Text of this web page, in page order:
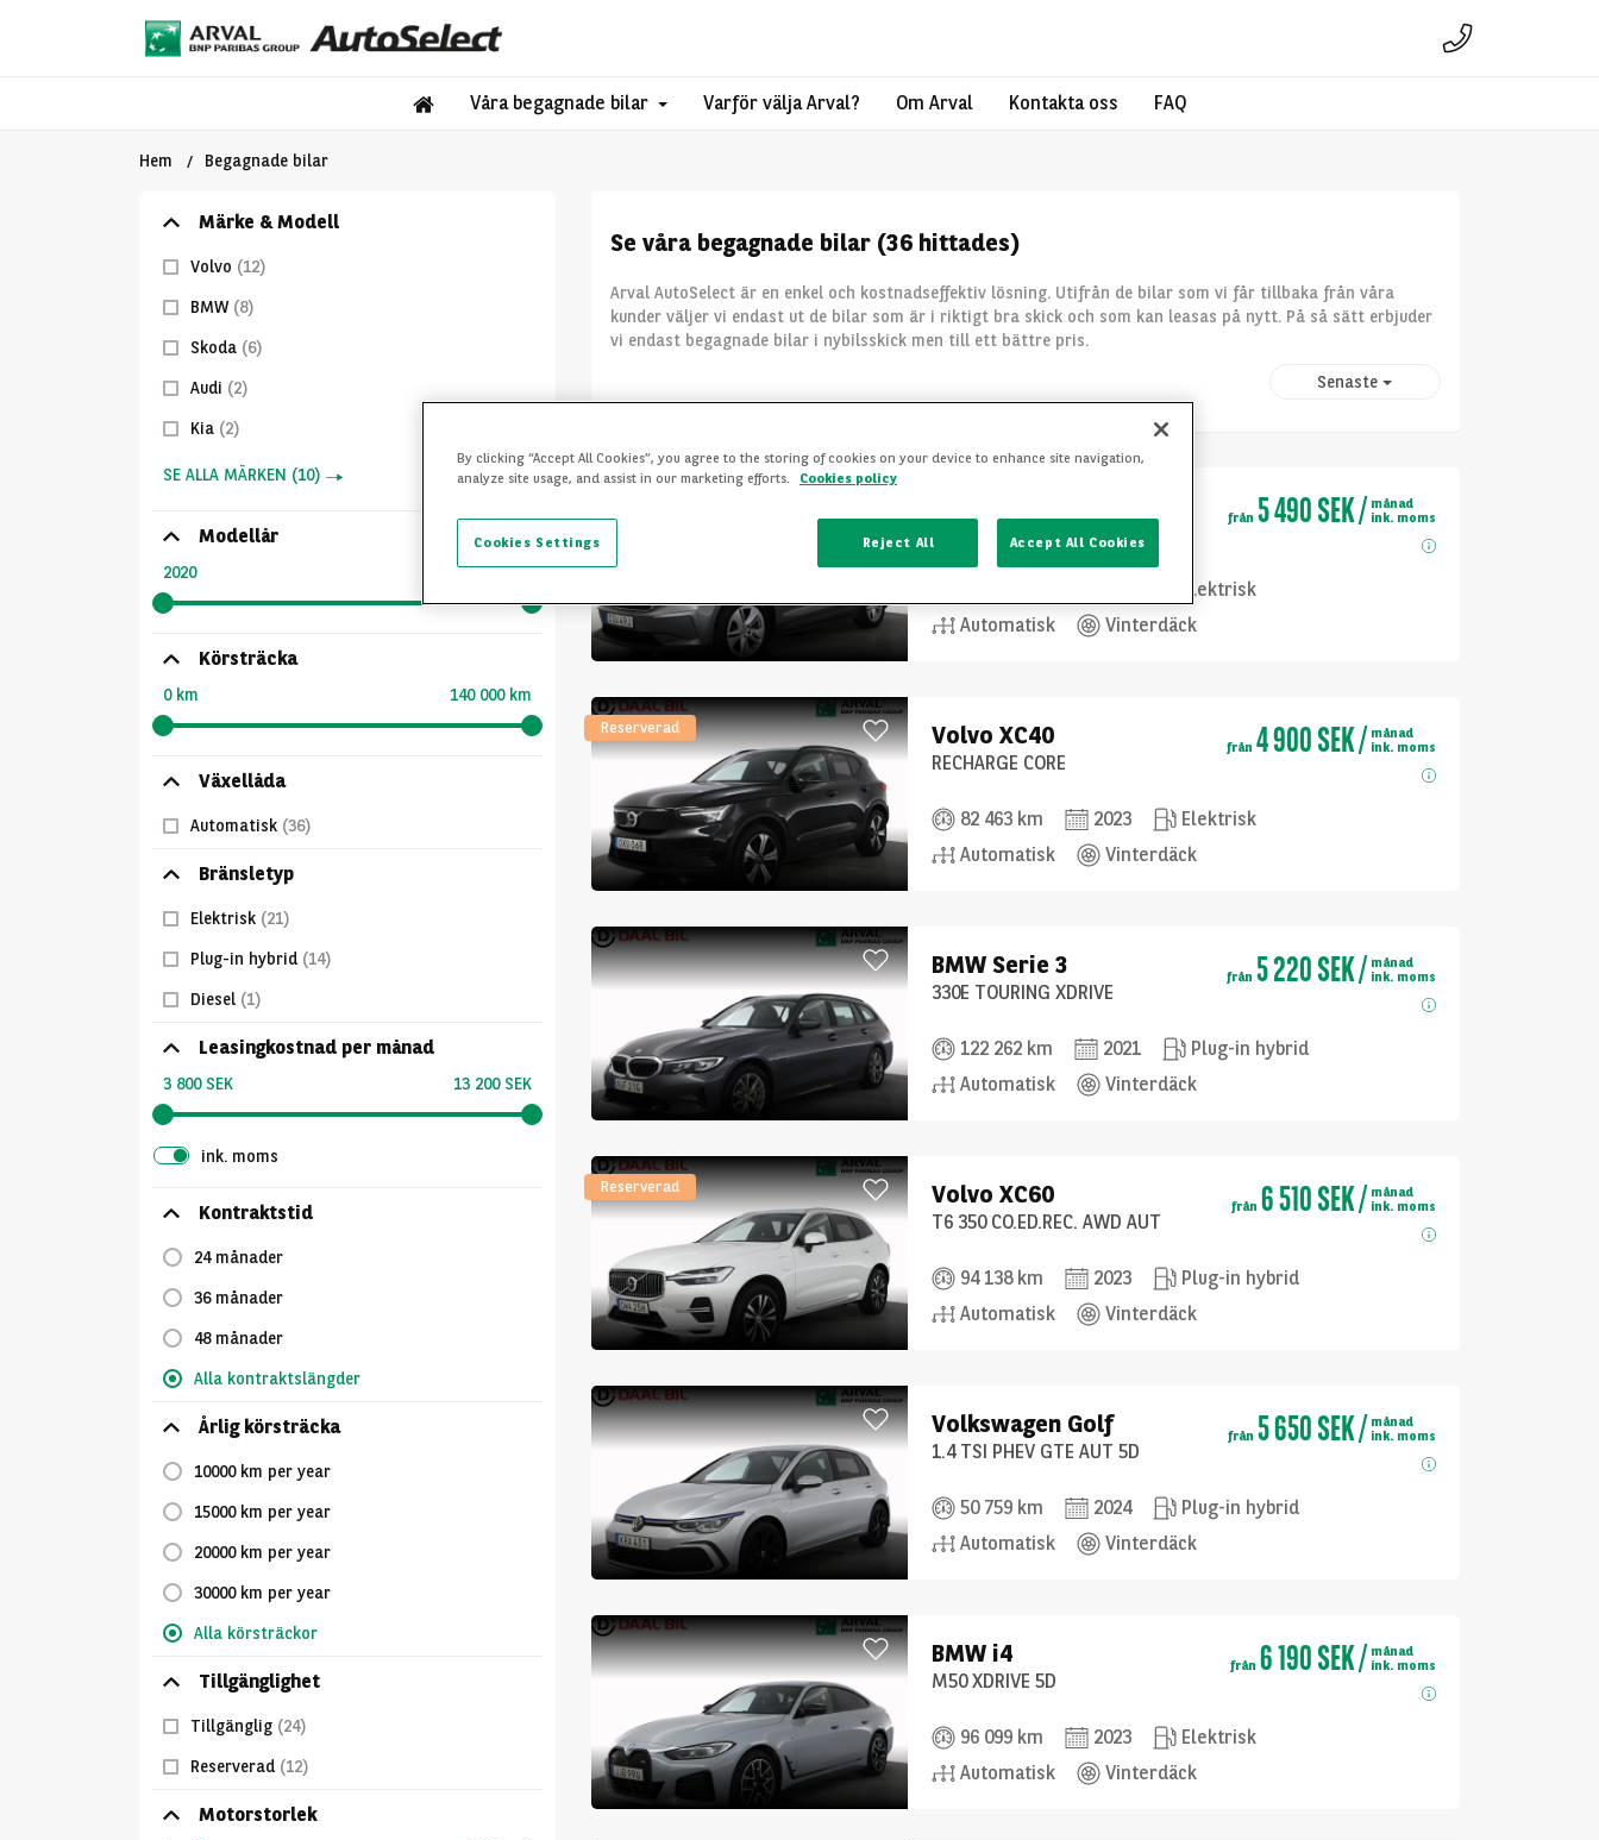
Våra begagnade bilar Varför välja Arval? Om Arval Kontakta oss FAQ
Hem Begagnade bilar
Märke & Modell
Volvo (12)
BMW (8)
Skoda (6)
Audi (2)
Kia (2)
SE ALLA MÄRKEN (10)
Modellår
2020 2025
Körsträcka
0 km 140 000 km
Växellåda
Automatisk (36)
Bränsletyp
Elektrisk (21)
Plug-in hybrid (14)
Diesel (1)
Leasingkostnad per månad
3 800 SEK 13 200 SEK
ink. moms
Kontraktstid
24 månader
36 månader
48 månader
Alla kontraktslängder
Årlig körsträcka
10000 km per year
15000 km per year
20000 km per year
30000 km per year
Alla körsträckor
Tillgänglighet
Tillgänglig (24)
Reserverad (12)
Motorstorlek
Se våra begagnade bilar (36 hittades)
Arval AutoSelect är en enkel och kostnadseffektiv lösning. Utifrån de bilar som vi får tillbaka från våra
kunder väljer vi endast ut de bilar som är i riktigt bra skick och som kan leasas på nytt. På så sätt erbjuder
vi endast begagnade bilar i nybilsskick men till ett bättre pris.
Senaste
IV80 5D
Elektrisk
Automatisk
Vinterdäck
från 5 490 SEK/ månad
ink. moms
Reserverad Volvo XC40
RECHARGE CORE
82 463 km 2023
Elektrisk
Automatisk
Vinterdäck
från 4 900 SEK/ månad
ink. moms
BMW Serie 3
330E TOURING XDRIVE
122 262 km 2021
Plug-in hybrid
Automatisk
Vinterdäck
från 5 220 SEK/ månad
ink. moms
Reserverad Volvo XC60
T6 350 CO.ED.REC. AWD AUT
94 138 km 2023
Plug-in hybrid
Automatisk
Vinterdäck
från 6 510 SEK/ månad
ink. moms
Volkswagen Golf
1.4 TSI PHEV GTE AUT 5D
50 759 km 2024
Plug-in hybrid
Automatisk
Vinterdäck
från 5 650 SEK/ månad
ink. moms
BMW i4
M50 XDRIVE 5D
96 099 km 2023
Elektrisk
Automatisk
Vinterdäck
från 6 190 SEK/ månad
ink. moms
By clicking “Accept All Cookies”, you agree to the storing of cookies on your device to enhance site navigation,
analyze site usage, and assist in our marketing efforts.
Cookies policy
Cookies Settings Reject All Accept All Cookies